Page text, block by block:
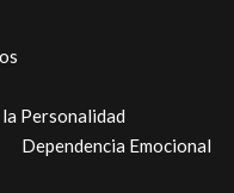
Personalidad
Dependencia Emocional